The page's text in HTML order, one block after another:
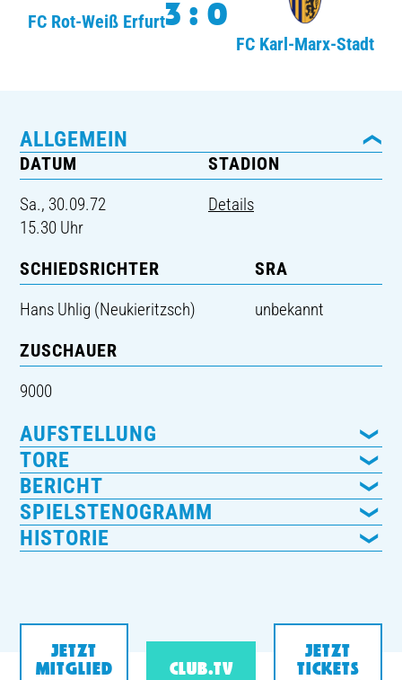
FC Rot-Weiß Erfurt3:0
FC Karl-Marx-Stadt
ALLGEMEIN
DATUM
Sa., 30.09.72
15.30 Uhr
STADION
Details
SCHIEDSRICHTER
Hans Uhlig (Neukieritzsch)
SRA
unbekannt
ZUSCHAUER
9000
AUFSTELLUNG
TORE
BERICHT
SPIELSTENOGRAMM
HISTORIE
JETZT
MITGLIED
CLUB.TV
JETZT
TICKETS